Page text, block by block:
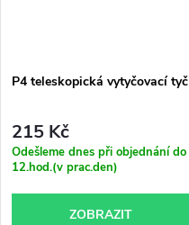
P4 teleskopická vytyčovací tyč
215 Kč
Odešleme dnes při objednání do
12.hod.(v prac.den)
ZOBRAZIT